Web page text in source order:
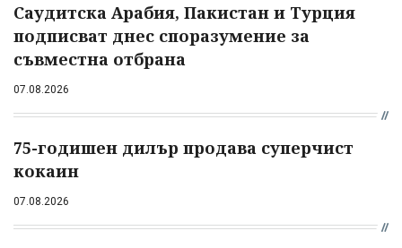
Саудитска Арабия, Пакистан и Турция
подписват днес споразумение за
съвместна отбрана
07.08.2026
75-годишен дилър продава суперчист
кокаин
07.08.2026